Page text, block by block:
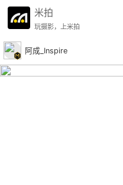
米拍
玩摄影，上米拍
阿成_Inspire